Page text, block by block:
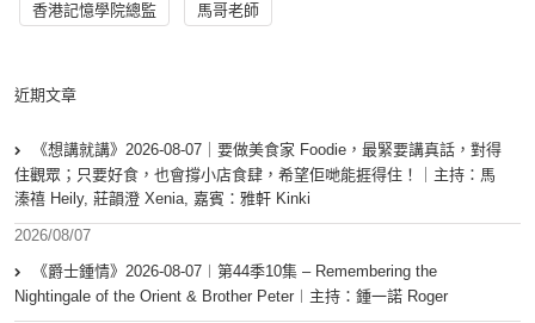
香港記憶學院總監 馬哥老師
近期文章
《想講就講》2026-08-07｜要做美食家 Foodie，最緊要講真話，對得
住觀眾；只要好食，也會撐小店食肆，希望佢哋能捱得住！｜主持：馬
溱禧 Heily, 莊韻澄 Xenia, 嘉賓：雅軒 Kinki
2026/08/07
《爵士鍾情》2026-08-07︱第44季10集 – Remembering the
Nightingale of the Orient & Brother Peter︱主持：鍾一諾 Roger